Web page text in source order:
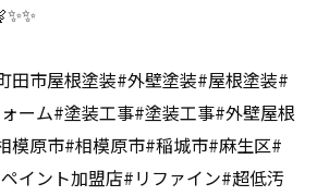
田市屋根塗装#外壁塗装#屋根塗装#
ーム#塗装工事#塗装工事#外壁屋根
模原市#相模原市#稲城市#麻生区#
イント加盟店#リファイン#超低汚